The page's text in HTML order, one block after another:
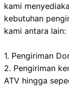
kami
kebutuhan
kami antara lain:
1. Pengiriman
2. Pengiriman
ATV hingga